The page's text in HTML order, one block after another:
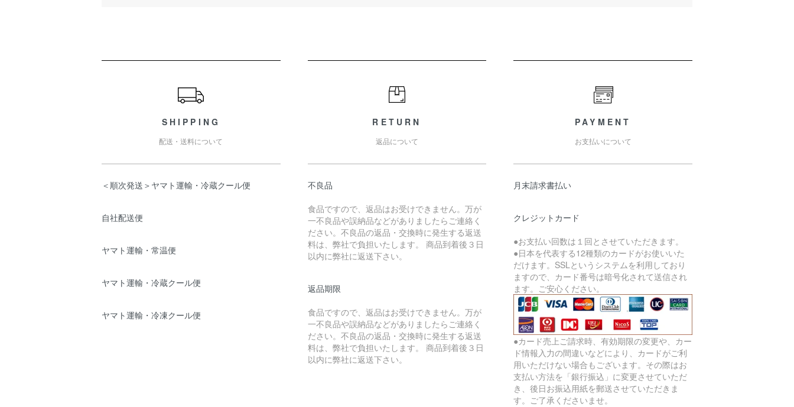
SHIPPING
配送・送料について
＜順次発送＞ヤマト運輸・冷蔵クール便
自社配送便
ヤマト運輸・常温便
ヤマト運輸・冷蔵クール便
ヤマト運輸・冷凍クール便
RETURN
返品について
不良品
食品ですので、返品はお受けできません。万が
一不良品や誤納品などがありましたらご連絡く
ださい。不良品の返品・交換時に発生する返送
料は、弊社で負担いたします。 商品到着後３日
以内に弊社に返送下さい。
返品期限
食品ですので、返品はお受けできません。万が
一不良品や誤納品などがありましたらご連絡く
ださい。不良品の返品・交換時に発生する返送
料は、弊社で負担いたします。 商品到着後３日
以内に弊社に返送下さい。
PAYMENT
お支払いについて
月末請求書払い
クレジットカード
●お支払い回数は１回とさせていただきます。
●日本を代表する12種類のカードがお使いいた
だけます。 SSLというシステムを利用しており
ますので、カード番号は暗号化されて送信され
ます。ご安心ください。
●カード売上ご請求時、有効期限の変更や、カー
ド情報入力の間違いなどにより、カードがご利
用いただけない場合もございます。その際はお
支払い方法を「銀行振込」に変更させていただ
き、後日お振込用紙を郵送させていただきま
す。ご了承くださいませ。